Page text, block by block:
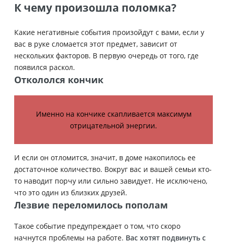
К чему произошла поломка?
Какие негативные события произойдут с вами, если у
вас в руке сломается этот предмет, зависит от
нескольких факторов. В первую очередь от того, где
появился раскол.
Откололся кончик
Именно на кончике скапливается максимум
отрицательной энергии.
И если он отломится, значит, в доме накопилось ее
достаточное количество. Вокруг вас и вашей семьи кто-
то наводит порчу или сильно завидует. Не исключено,
что это один из близких друзей.
Лезвие переломилось пополам
Такое событие предупреждает о том, что скоро
начнутся проблемы на работе. Вас хотят подвинуть с